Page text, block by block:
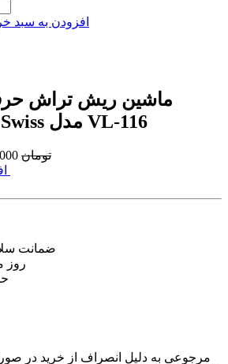
افزودن به سبد
ماشین ریش تراش
valorous سری Swiss مدل VL-116
تومان
ضمانت
7